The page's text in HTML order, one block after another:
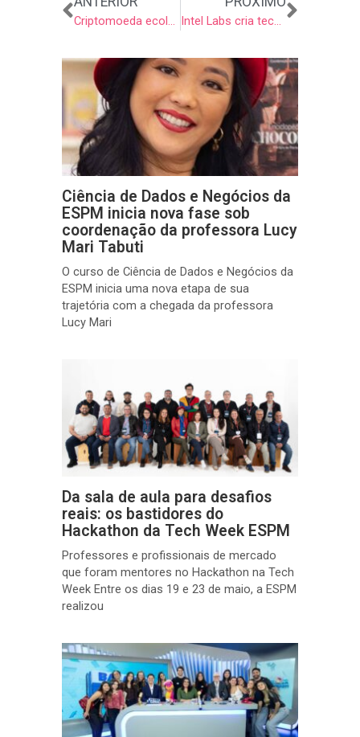
Criptomoeda ecológica Intel Labs cria tecnologia para um GTA V mais realista
Ciência de Dados e Negócios da
ESPM inicia nova fase sob
coordenação da professora Lucy
Mari Tabuti
O curso de Ciência de Dados e Negócios da
ESPM inicia uma nova etapa de sua
trajetória com a chegada da professora
Lucy Mari
Da sala de aula para desafios
reais: os bastidores do
Hackathon da Tech Week ESPM
Professores e profissionais de mercado
que foram mentores no Hackathon na Tech
Week Entre os dias 19 e 23 de maio, a ESPM
realizou